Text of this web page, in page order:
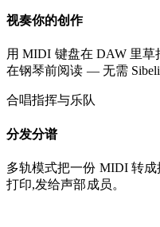
视奏你的创作
用 MIDI 键盘在 DAW 里
在钢琴前阅读 — 无需
合唱指挥与乐队
分发分谱
多轨模式把一份 MIDI 转
打印,发给声部成员。